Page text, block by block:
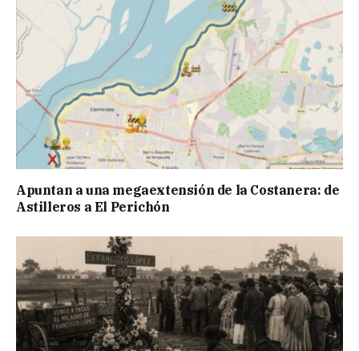
Apuntan a una megaextensión de la Costanera: de
Astilleros a El Perichón